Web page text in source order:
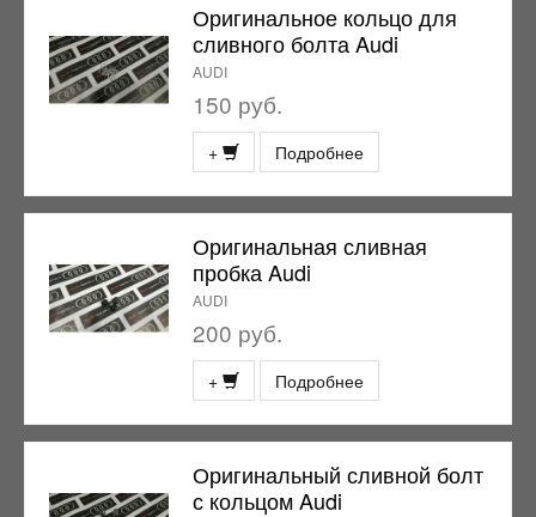
Оригинальное кольцо для
сливного болта Audi
AUDI
150 руб.
+ Подробнее
Оригинальная сливная
пробка Audi
AUDI
200 руб.
+ Подробнее
Оригинальный сливной болт
с кольцом Audi